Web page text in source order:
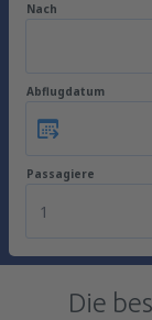
Nach
Abflugdatum
Passagiere
1
Die